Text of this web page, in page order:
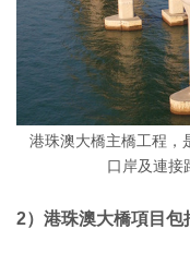
港珠澳大橋主橋工程，
口岸及連接
2）港珠澳大橋項目包